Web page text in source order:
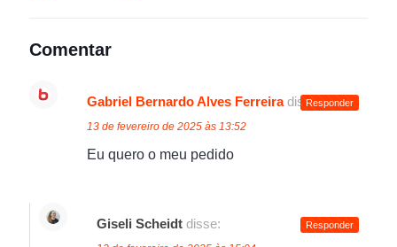
Comentar
Gabriel Bernardo Alves Ferreira disse:
13 de fevereiro de 2025 às 13:52
Eu quero o meu pedido
Responder
Giseli Scheidt disse: Responder